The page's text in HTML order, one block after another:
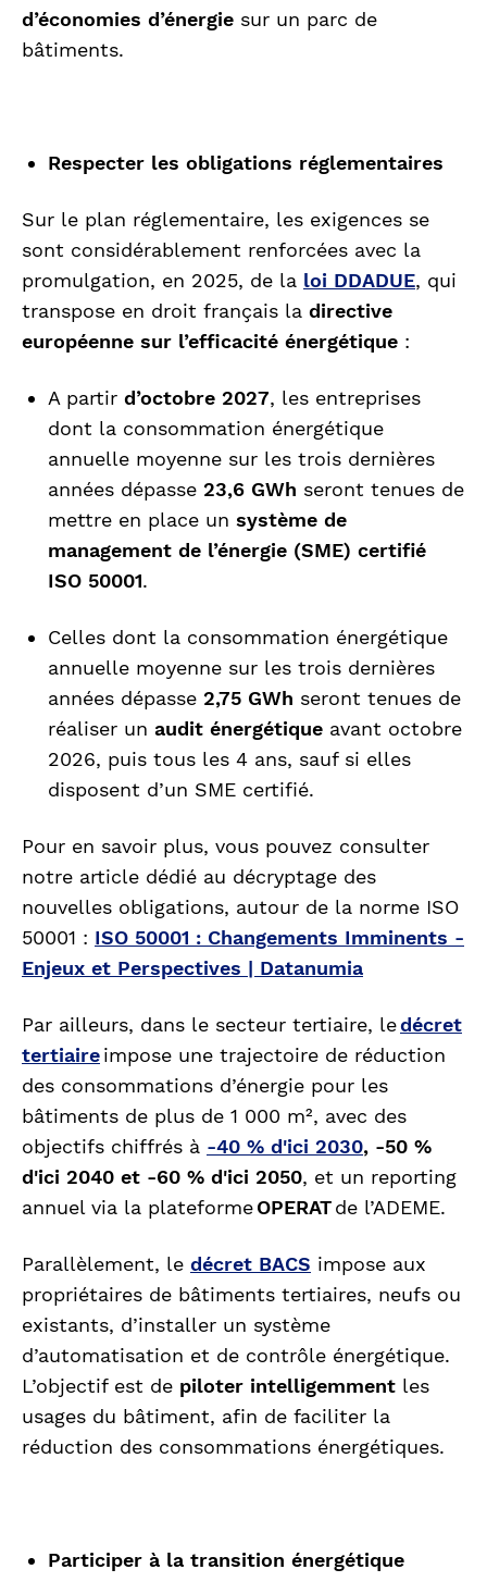
d’économies d’énergie sur un parc de
bâtiments.
Respecter les obligations réglementaires
Sur le plan réglementaire, les exigences se
sont considérablement renforcées avec la
promulgation, en 2025, de la loi DDADUE, qui
transpose en droit français la directive
européenne sur l’efficacité énergétique :
A partir d’octobre 2027, les entreprises
dont la consommation énergétique
annuelle moyenne sur les trois dernières
années dépasse 23,6 GWh seront tenues de
mettre en place un système de
management de l’énergie (SME) certifié
ISO 50001.
Celles dont la consommation énergétique
annuelle moyenne sur les trois dernières
années dépasse 2,75 GWh seront tenues de
réaliser un audit énergétique avant octobre
2026, puis tous les 4 ans, sauf si elles
disposent d’un SME certifié.
Pour en savoir plus, vous pouvez consulter
notre article dédié au décryptage des
nouvelles obligations, autour de la norme ISO
50001 : ISO 50001 : Changements Imminents -
Enjeux et Perspectives | Datanumia
Par ailleurs, dans le secteur tertiaire, ledécret
tertiaireimpose une trajectoire de réduction
des consommations d’énergie pour les
bâtiments de plus de 1 000 m², avec des
objectifs chiffrés à -40 % d'ici 2030, -50 %
d'ici 2040 et -60 % d'ici 2050, et un reporting
annuel via la plateformeOPERATde l’ADEME.
Parallèlement, le décret BACS impose aux
propriétaires de bâtiments tertiaires, neufs ou
existants, d’installer un système
d’automatisation et de contrôle énergétique.
L’objectif est de piloter intelligemment les
usages du bâtiment, afin de faciliter la
réduction des consommations énergétiques.
Participer à la transition énergétique